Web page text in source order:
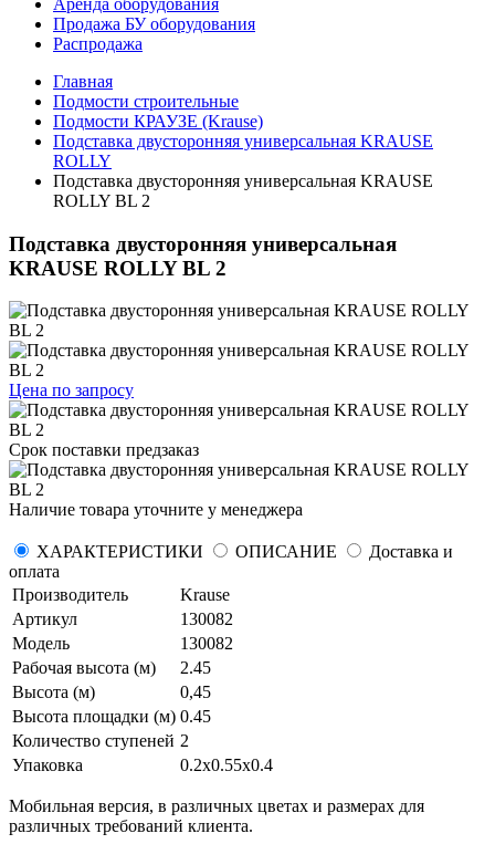
Аренда оборудования
Продажа БУ оборудования
Распродажа
Главная
Подмости строительные
Подмости КРАУЗЕ (Krause)
Подставка двусторонняя универсальная KRAUSE
ROLLY
Подставка двусторонняя универсальная KRAUSE
ROLLY BL 2
Подставка двусторонняя универсальная
KRAUSE ROLLY BL 2
Цена по запросу
Срок поставки предзаказ
Наличие товара уточните у менеджера
ХАРАКТЕРИСТИКИ ОПИСАНИЕ
Доставка и
оплата
Производитель
Krause
Артикул
130082
Модель
130082
Рабочая высота (м)
2.45
Высота (м)
0,45
Высота площадки (м) 0.45
Количество ступеней 2
Упаковка
0.2х0.55х0.4
Мобильная версия, в различных цветах и размерах для
различных требований клиента.